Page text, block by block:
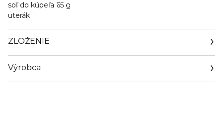
soľ do kúpeľa 65 g
uterák
ZLOŽENIE
Výrobca